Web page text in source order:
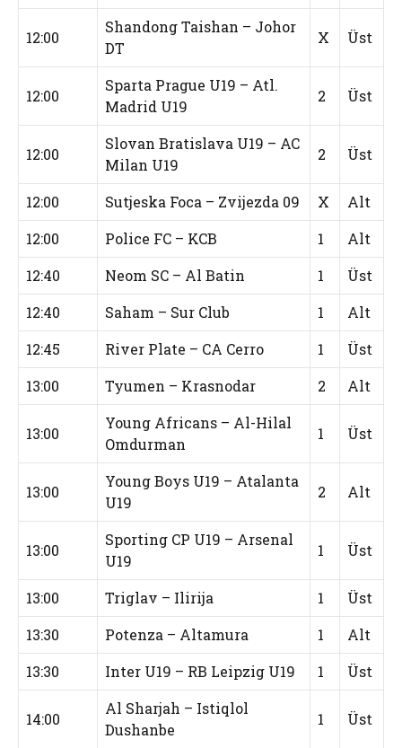
12:00
Shandong Taishan – Johor
DT
X Üst
12:00
Sparta Prague U19 – Atl.
Madrid U19
2 Üst
12:00
Slovan Bratislava U19 – AC
Milan U19
2 Üst
12:00 Sutjeska Foca – Zvijezda 09 X
Alt
12:00
Police FC – KCB 1
Alt
12:40
Neom SC – Al Batin 1
Üst
12:40
Saham – Sur Club 1
Alt
12:45
River Plate – CA Cerro 1
Üst
13:00
Tyumen – Krasnodar 2 Alt
13:00
Young Africans – Al-Hilal
Omdurman
1 Üst
13:00
Young Boys U19 – Atalanta
U19
2 Alt
13:00
Sporting CP U19 – Arsenal
U19
1 Üst
13:00 Triglav – Ilirija 1
Üst
13:30
Potenza – Altamura 1
Alt
13:30
Inter U19 – RB Leipzig U19 1 Üst
14:00
Al Sharjah – Istiqlol
Dushanbe
1 Üst